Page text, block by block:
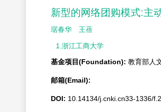
新型的网络团购模式:主
琚春华 王蓓
1.浙江工商大学
基金项目(Foundation): 教育部人
邮箱(Email):
DOI: 10.14134/j.cnki.cn33-1336/